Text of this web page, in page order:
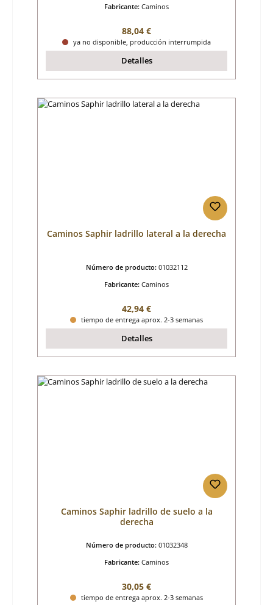
Fabricante: Caminos
Precio normal:
88,04 €
ya no disponible, producción interrumpida
Detalles
Caminos Saphir ladrillo lateral a la derecha
Número de producto: 01032112
Fabricante: Caminos
Precio normal:
42,94 €
tiempo de entrega aprox. 2-3 semanas
Detalles
Caminos Saphir ladrillo de suelo a la
derecha
Número de producto: 01032348
Fabricante: Caminos
Precio normal:
30,05 €
tiempo de entrega aprox. 2-3 semanas